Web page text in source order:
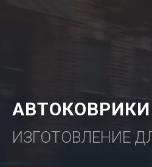
АВТОКОВРИКИ
ИЗГОТОВЛЕНИЕ